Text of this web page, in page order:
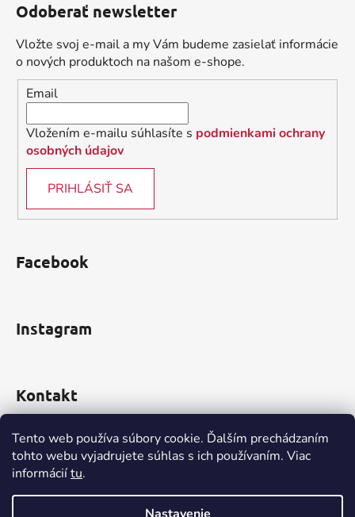
Tento web používa súbory cookie. Ďalším prechádzaním
tohto webu vyjadrujete súhlas s ich používaním. Viac
informáciítu.
Odoberať newsletter
Vložte svoj e-mail a my Vám budeme zasielať informácie
o nových produktoch na našom e-shope.
Email
Vložením e-mailu súhlasíte s podmienkami ochrany
osobných údajov
PRIHLÁSIŤ SA
Facebook
Instagram
Kontakt
obchod@incomp.sk
0910 999 552